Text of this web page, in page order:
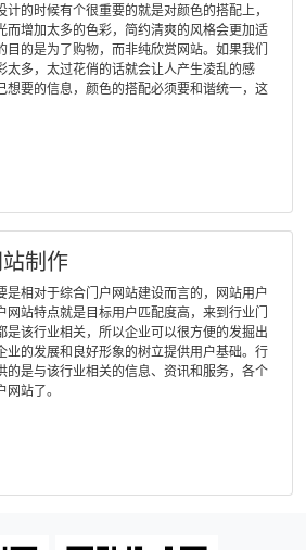
的时候有个很重要的就是对颜色的搭配上，
而增加太多的色彩，简约清爽的风格会更加适
的是为了购物，而非纯欣赏网站。如果我们
太多，太过花俏的话就会让人产生凌乱的感
想要的信息，颜色的搭配必须要和谐统一，这
制作
是相对于综合门户网站建设而言的，网站用户
站特点就是目标用户匹配度高，来到行业门
是该行业相关，所以企业可以很方便的发掘出
业的发展和良好形象的树立提供用户基础。行
的是与该行业相关的信息、资讯和服务，各个
站了。